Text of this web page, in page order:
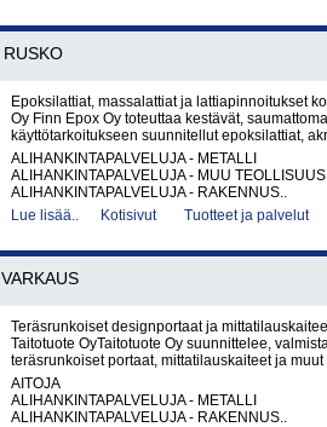
RUSKO
Epoksilattiat, massalattiat ja lattiapinnoitukset
Oy Finn Epox Oy toteuttaa kestävät,
käyttötarkoitukseen suunnitellut epoksilattiat,
ALIHANKINTAPALVELUJA - METALLI
ALIHANKINTAPALVELUJA - MUU TEOLLISUUS
ALIHANKINTAPALVELUJA - RAKENNUS..
Lue lisää..
Kotisivut Tuotteet ja palvelut
VARKAUS
Teräsrunkoiset designportaat ja
Taitotuote OyTaitotuote Oy suunnittelee,
teräsrunkoiset portaat, mittatilauskaiteet ja muut
AITOJA
ALIHANKINTAPALVELUJA - METALLI
ALIHANKINTAPALVELUJA - RAKENNUS..